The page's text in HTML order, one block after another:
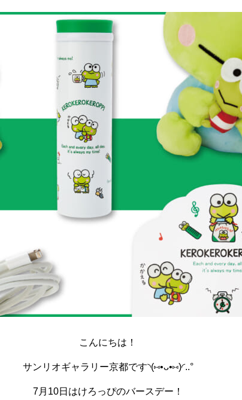
こんにちは！
サンリオギャラリー京都です◝(⑅•ᴗ•⑅)◜..°
7月10日はけろっぴのバースデー！